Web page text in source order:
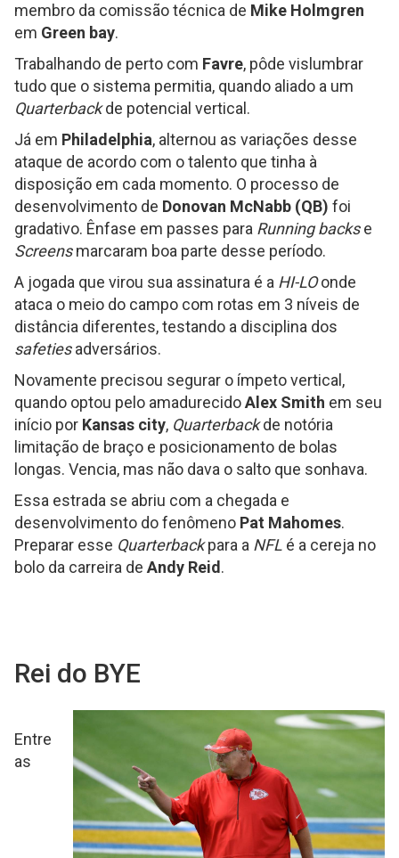
membro da comissão técnica de Mike Holmgren
em Green bay.
Trabalhando de perto com Favre, pôde vislumbrar
tudo que o sistema permitia, quando aliado a um
Quarterbackde potencial vertical.
Já em Philadelphia, alternou as variações desse
ataque de acordo com o talento que tinha à
disposição em cada momento. O processo de
desenvolvimento de Donovan McNabb (QB) foi
gradativo. Ênfase em passes para Running backse
Screensmarcaram boa parte desse período.
A jogada que virou sua assinatura é a HI-LOonde
ataca o meio do campo com rotas em 3 níveis de
distância diferentes, testando a disciplina dos
safetiesadversários.
Novamente precisou segurar o ímpeto vertical,
quando optou pelo amadurecidoAlex Smith em seu
início por Kansas city, Quarterbackde notória
limitação de braço e posicionamento de bolas
longas. Vencia, mas não dava o salto que sonhava.
Essa estrada se abriu com a chegada e
desenvolvimento do fenômeno Pat Mahomes.
Preparar esse Quarterbackpara a NFL é a cereja no
bolo da carreira de Andy Reid .
Rei do BYE
Entre
as